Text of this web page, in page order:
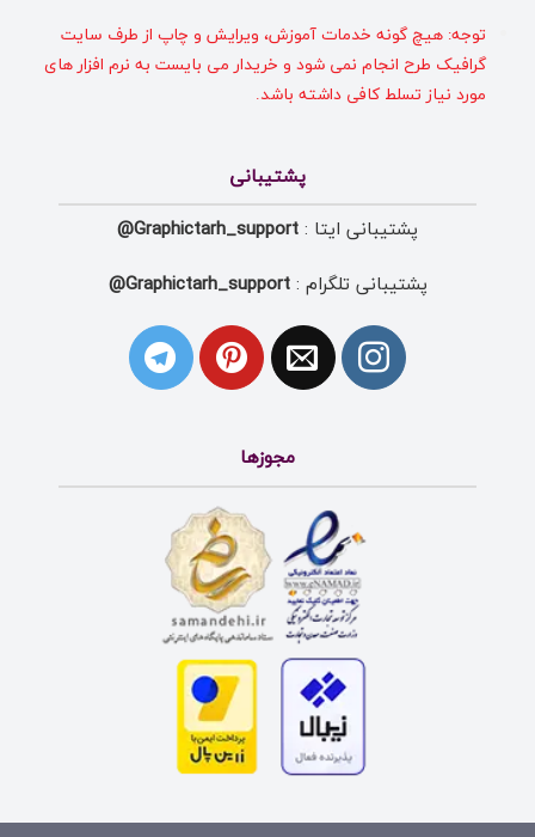
توجه: هیچ گونه خدمات آموزش، ویرایش و چاپ از طرف سایت
گرافیک طرح انجام نمی شود و خریدار می بایست به نرم افزار های
مورد نیاز تسلط کافی داشته باشد.
پشتیبانی
پشتیبانی ایتا : Graphictarh_support@
پشتیبانی تلگرام :Graphictarh_support@
مجوزها